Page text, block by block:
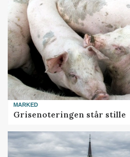
MARKED
Grisenoteringen står stille